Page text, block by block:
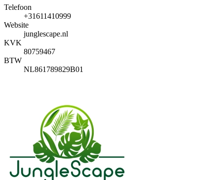
Telefoon
+31611410999
Website
junglescape.nl
KVK
80759467
BTW
NL861789829B01